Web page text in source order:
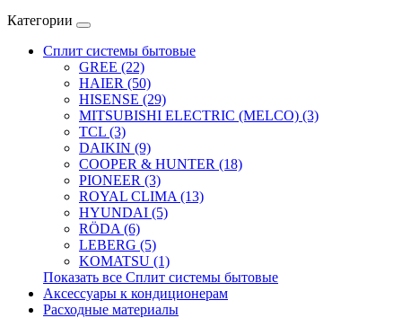
Категории
Сплит системы бытовые
GREE (22)
HAIER (50)
HISENSE (29)
MITSUBISHI ELECTRIC (MELCO) (3)
TCL (3)
DAIKIN (9)
COOPER & HUNTER (18)
PIONEER (3)
ROYAL CLIMA (13)
HYUNDAI (5)
RÖDA (6)
LEBERG (5)
KOMATSU (1)
Показать все Сплит системы бытовые
Аксессуары к кондиционерам
Расходные материалы